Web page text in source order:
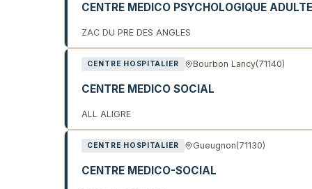
CENTRE MEDICO PSYCHOLOGIQUE
ZAC DU PRE DES ANGLES
CENTRE HOSPITALIER Bourbon Lancy(71140)
CENTRE MEDICO SOCIAL
ALL ALIGRE
CENTRE HOSPITALIER Gueugnon(71130)
CENTRE MEDICO-SOCIAL